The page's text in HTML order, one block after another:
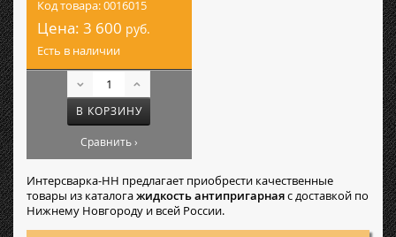
Код товара: 0016015
Цена: 3 600 руб.
Есть в наличии
В КОРЗИНУ
Сравнить ›
Интерсварка-НН предлагает приобрести качественные
товары из каталогажидкость антипригарнаяс доставкой по
Нижнему Новгороду и всей России.